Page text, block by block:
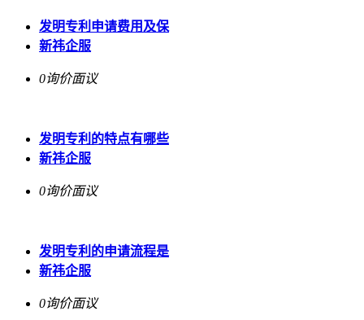
发明专利申请费用及保
新祎企服
0询价面议
发明专利的特点有哪些
新祎企服
0询价面议
发明专利的申请流程是
新祎企服
0询价面议